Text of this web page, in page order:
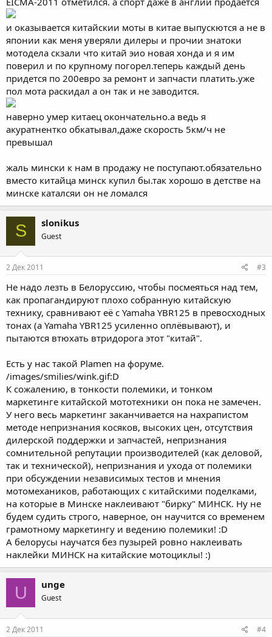
и оказывается китайскии моты в китае выпускются а не в
японии как меня уверяли дилеры и прочии знатоки
мотодела скзали что китай эио новая хонда и я им
поверил и по крупному погорел.теперь каждый день
придется по 200евро за ремонт и запчасти платить.уже
пол мота раскидал а он так и не заводится.
наверно умер китаец окончательно.а ведь я
акуратнентко обкатывал,даже скорость 5км/ч не
превышал
жаль мински к нам в продажу не поступают.обязательно
вместо китайца минск купил бы.так хорошо в детстве на
минске каталсяи он не ломался
S slonikus
Guest
2 Дек 2011 #3
Не надо лезть в Белоруссию, чтобы посмеяться над тем,
как пропагандируют плохо собранную китайскую
технику, сравнивают её с Yamaha YBR125 в превосходных
тонах (а Yamaha YBR125 усиленно оплёвывают), и
пытаются втюхать втридорога этот "китай".
Есть у нас такой Plamen на форуме.
/images/smilies/wink.gif:D
К сожалению, в тонкости полемики, и тонком
маркетинге китайской мототехники он пока не замечен.
У него весь маркетинг заканчивается на нахрапистом
методе непризнания косяков, высоких цен, отсутствия
дилерской поддержки и запчастей, непризнания
сомнительной репутации производителей (как деловой,
так и технической), непризнания и ухода от полемики
при обсуждении независимых тестов и мнения
мотомехаников, работающих с китайскими поделками,
на которые в Минске наклеивают "бирку" МИНСК. Ну не
будем судить строго, наверное, он научится со временем
грамотному маркетингу и ведению полемики! :D
А белорусы научатся без пузырей ровно наклеивать
наклейки МИНСК на китайские мотоциклы! :)
U unge
Guest
2 Дек 2011 #4